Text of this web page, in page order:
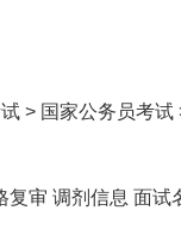
> 国家公务员考试
复审 调剂信息 面试